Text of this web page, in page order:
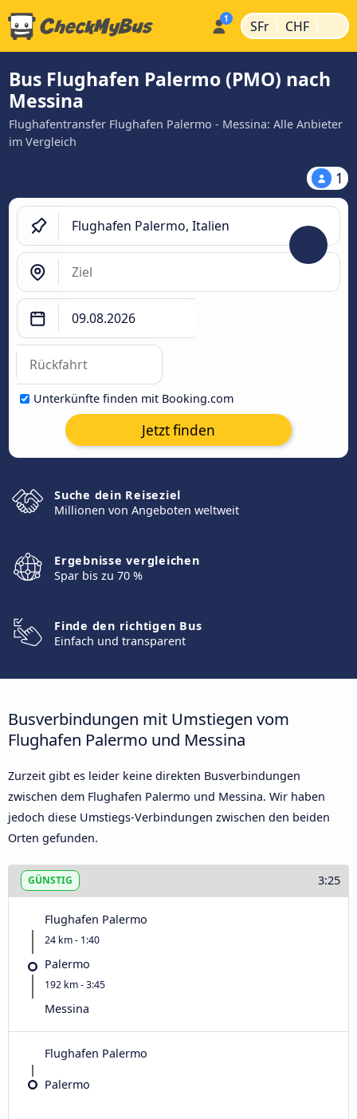
SFr | CHF |
Bus Flughafen Palermo (PMO) nach
Messina
Flughafentransfer Flughafen Palermo - Messina: Alle Anbieter
im Vergleich
1
Unterkünfte finden mit Booking.com
Jetzt finden
Suche dein Reiseziel
Millionen von Angeboten weltweit
Ergebnisse vergleichen
Spar bis zu 70 %
Finde den richtigen Bus
Einfach und transparent
Busverbindungen mit Umstiegen vom
Flughafen Palermo und Messina
Zurzeit gibt es leider keine direkten Busverbindungen
zwischen dem Flughafen Palermo und Messina. Wir haben
jedoch diese Umstiegs-Verbindungen zwischen den beiden
Orten gefunden.
GÜNSTIG 3:25
Flughafen Palermo
24 km - 1:40
Palermo
192 km - 3:45
Messina
Flughafen Palermo
Palermo